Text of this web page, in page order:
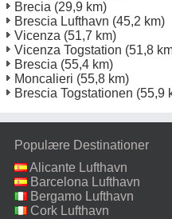
Brecia (29,9 km)
Brescia Lufthavn (45,2 km)
Vicenza (51,7 km)
Vicenza Togstation (51,8
Brescia (55,4 km)
Moncalieri (55,8 km)
Brescia Togstationen (55,9
Populære Destinationer
Alicante Lufthavn
Barcelona Lufthavn
Bergamo Lufthavn
Cork Lufthavn